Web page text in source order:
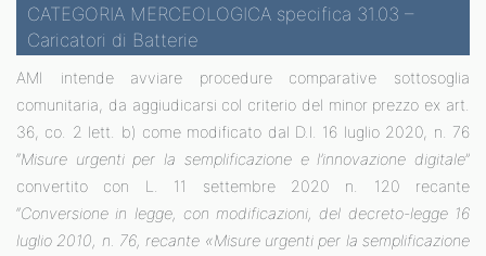
CATEGORIA MERCEOLOGICA specifica 31.03 –
Caricatori di Batterie
AMI intende avviare procedure comparative sottosoglia
comunitaria, da aggiudicarsi col criterio del minor prezzo ex art.
36, co. 2 lett. b) come modificato dal D.l. 16 luglio 2020, n. 76
“Misure urgenti per la semplificazione e l’innovazione digitale”
convertito con L. 11 settembre 2020 n. 120 recante
“Conversione in legge, con modificazioni, del decreto-legge 16
luglio 2010, n. 76, recante «Misure urgenti per la semplificazione